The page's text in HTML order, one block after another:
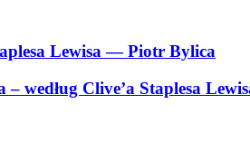
Lewisa— Piotr Bylica
według Clive’a Staplesa